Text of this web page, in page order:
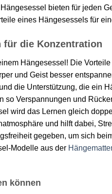
bieten für jeden
eines Hängesessels für
für die Konzentration
Hängesessel! Die
und Geist besser
die Unterstützung, die ein
so Verspannungen und
wird das Lernen gleich
und hilft dabei,
gegeben, um sich
Modelle aus der
können